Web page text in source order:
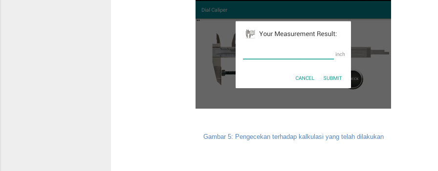
Gambar 5: Pengecekan terhadap kalkulasi yang telah dilakukan